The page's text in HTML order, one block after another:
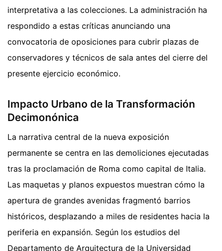
interpretativa a las colecciones. La administración ha
respondido a estas críticas anunciando una
convocatoria de oposiciones para cubrir plazas de
conservadores y técnicos de sala antes del cierre del
presente ejercicio económico.
Impacto Urbano de la Transformación
Decimonónica
La narrativa central de la nueva exposición
permanente se centra en las demoliciones ejecutadas
tras la proclamación de Roma como capital de Italia.
Las maquetas y planos expuestos muestran cómo la
apertura de grandes avenidas fragmentó barrios
históricos, desplazando a miles de residentes hacia la
periferia en expansión. Según los estudios del
Departamento de Arquitectura de la Universidad